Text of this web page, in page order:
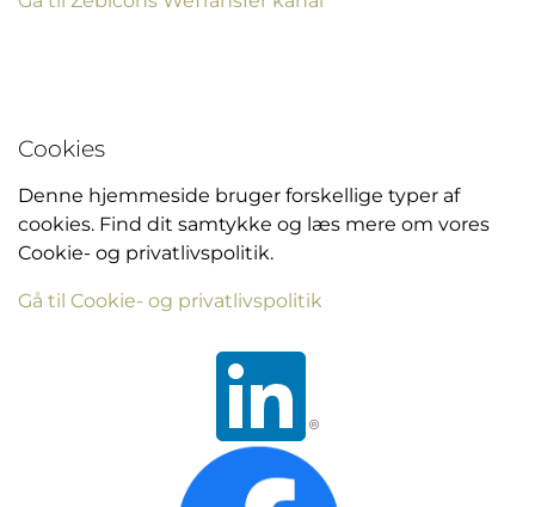
Cookies
Denne hjemmeside bruger forskellige typer af
cookies. Find dit samtykke og læs mere om vores
Cookie- og privatlivspolitik.
Gå til Cookie- og privatlivspolitik